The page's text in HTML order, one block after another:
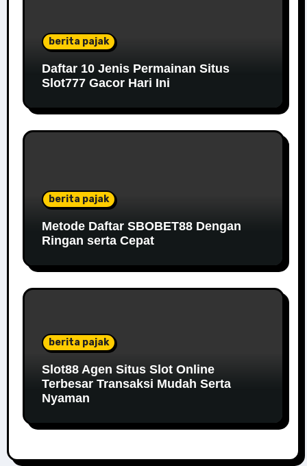
berita pajak
Daftar 10 Jenis Permainan Situs
Slot777 Gacor Hari Ini
berita pajak
Metode Daftar SBOBET88 Dengan
Ringan serta Cepat
berita pajak
Slot88 Agen Situs Slot Online
Terbesar Transaksi Mudah Serta
Nyaman